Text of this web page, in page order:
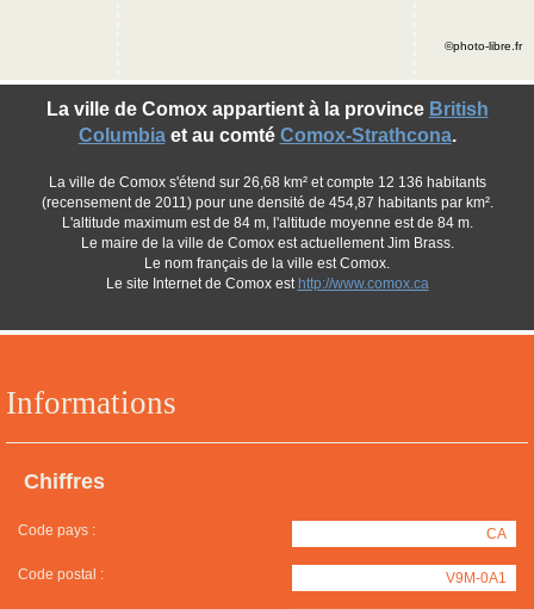
Informations
Chiffres
Code pays : CA
Code postal : V9M-0A1
La ville de Comox appartient à la province British
Columbiaet au comté Comox-Strathcona.
La ville de Comox s'étend sur 26,68 km² et compte 12 136 habitants
(recensement de 2011) pour une densité de 454,87 habitants par km².
L'altitude maximum est de 84 m, l'altitude moyenne est de 84 m.
Le maire de la ville de Comox est actuellement Jim Brass.
Le nom français de la ville est Comox.
Le site Internet de Comox est http://www.comox.ca
©photo-libre.fr